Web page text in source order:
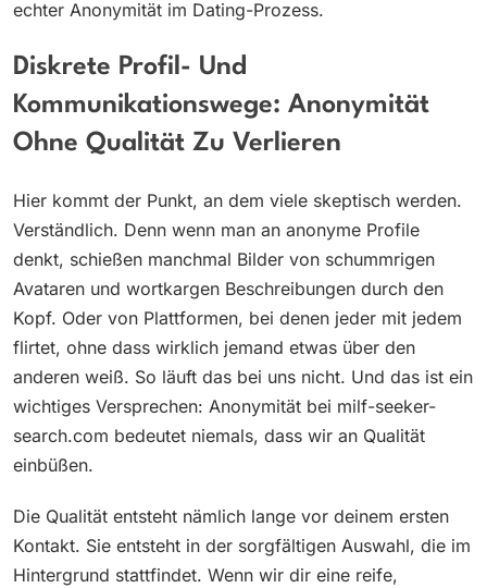
echter Anonymität im Dating-Prozess.
Diskrete Profil- Und
Kommunikationswege: Anonymität
Ohne Qualität Zu Verlieren
Hier kommt der Punkt, an dem viele skeptisch werden.
Verständlich. Denn wenn man an anonyme Profile
denkt, schießen manchmal Bilder von schummrigen
Avataren und wortkargen Beschreibungen durch den
Kopf. Oder von Plattformen, bei denen jeder mit jedem
flirtet, ohne dass wirklich jemand etwas über den
anderen weiß. So läuft das bei uns nicht. Und das ist ein
wichtiges Versprechen: Anonymität bei milf-seeker-
search.com bedeutet niemals, dass wir an Qualität
einbüßen.
Die Qualität entsteht nämlich lange vor deinem ersten
Kontakt. Sie entsteht in der sorgfältigen Auswahl, die im
Hintergrund stattfindet. Wenn wir dir eine reife,